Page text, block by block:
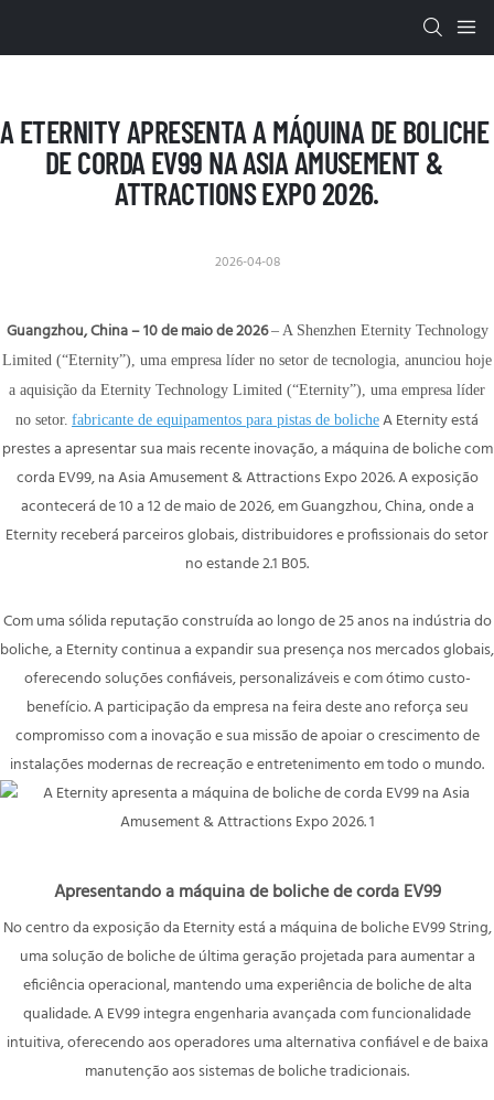
A ETERNITY APRESENTA A MÁQUINA DE BOLICHE
DE CORDA EV99 NA ASIA AMUSEMENT &
ATTRACTIONS EXPO 2026.
2026-04-08
Guangzhou, China – 10 de maio de 2026 – A Shenzhen Eternity Technology
Limited (“Eternity”), uma empresa líder no setor de tecnologia, anunciou hoje
a aquisição da Eternity Technology Limited (“Eternity”), uma empresa líder
no setor. fabricante de equipamentos para pistas de boliche A Eternity está
prestes a apresentar sua mais recente inovação, a máquina de boliche com
corda EV99, na Asia Amusement & Attractions Expo 2026. A exposição
acontecerá de 10 a 12 de maio de 2026, em Guangzhou, China, onde a
Eternity receberá parceiros globais, distribuidores e profissionais do setor
no estande 2.1 B05.
Com uma sólida reputação construída ao longo de 25 anos na indústria do
boliche, a Eternity continua a expandir sua presença nos mercados globais,
oferecendo soluções confiáveis, personalizáveis ​​e com ótimo custo-
benefício. A participação da empresa na feira deste ano reforça seu
compromisso com a inovação e sua missão de apoiar o crescimento de
instalações modernas de recreação e entretenimento em todo o mundo.
Apresentando a máquina de boliche de corda EV99
No centro da exposição da Eternity está a máquina de boliche EV99 String,
uma solução de boliche de última geração projetada para aumentar a
eficiência operacional, mantendo uma experiência de boliche de alta
qualidade. A EV99 integra engenharia avançada com funcionalidade
intuitiva, oferecendo aos operadores uma alternativa confiável e de baixa
manutenção aos sistemas de boliche tradicionais.